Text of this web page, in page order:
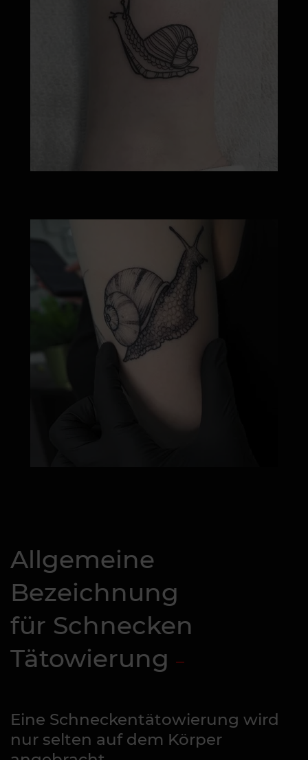
Allgemeine
Bezeichnung
für Schnecken
Tätowierung
Eine Schneckentätowierung wird
nur selten auf dem Körper